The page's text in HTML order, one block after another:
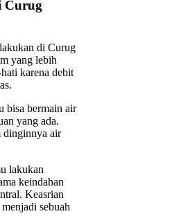
Curug
di Curug
yang lebih
karena debit
bisa bermain air
yang ada.
dinginnya air
lakukan
keindahan
Keasrian
sebuah